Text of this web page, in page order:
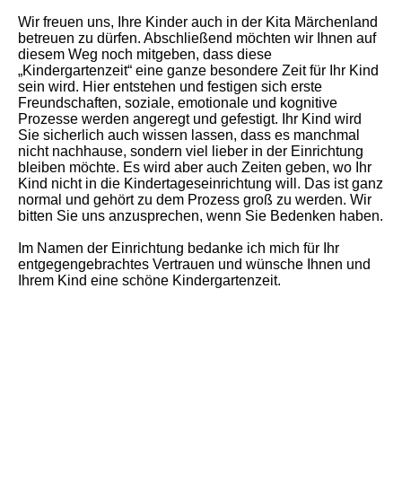
Wir freuen uns, Ihre Kinder auch in der Kita Märchenland
betreuen zu dürfen. Abschließend möchten wir Ihnen auf
diesem Weg noch mitgeben, dass diese
„Kindergartenzeit“ eine ganze besondere Zeit für Ihr Kind
sein wird. Hier entstehen und festigen sich erste
Freundschaften, soziale, emotionale und kognitive
Prozesse werden angeregt und gefestigt. Ihr Kind wird
Sie sicherlich auch wissen lassen, dass es manchmal
nicht nachhause, sondern viel lieber in der Einrichtung
bleiben möchte. Es wird aber auch Zeiten geben, wo Ihr
Kind nicht in die Kindertageseinrichtung will. Das ist ganz
normal und gehört zu dem Prozess groß zu werden. Wir
bitten Sie uns anzusprechen, wenn Sie Bedenken haben.
Im Namen der Einrichtung bedanke ich mich für Ihr
entgegengebrachtes Vertrauen und wünsche Ihnen und
Ihrem Kind eine schöne Kindergartenzeit.